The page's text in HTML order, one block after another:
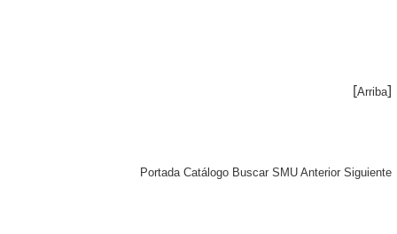
[Arriba]
Portada Catálogo Buscar SMU Anterior Siguiente